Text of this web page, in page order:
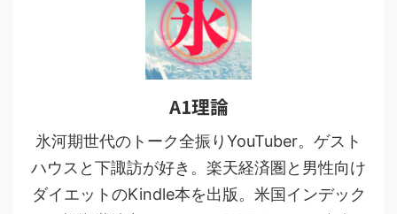
A1理論
氷河期世代のトーク全振りYouTuber。ゲスト
ハウスと下諏訪が好き。楽天経済圏と男性向け
ダイエットのKindle本を出版。米国インデック